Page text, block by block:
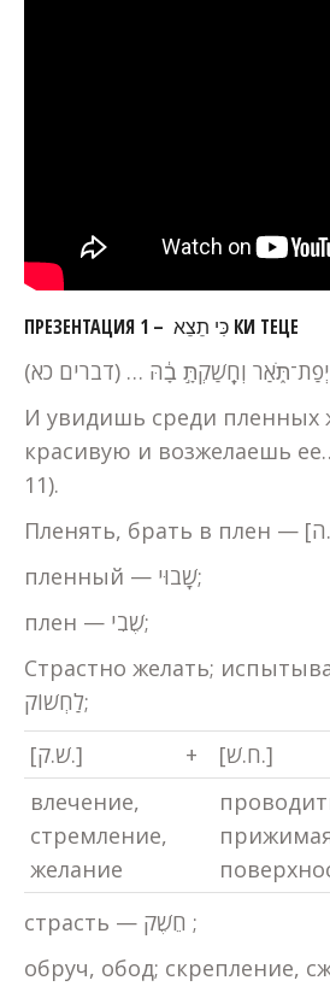
ПРЕЗЕНТАЦИЯ 1 – כִּי תֵצֵא КИ ТЕЦЕ
וְחָֽשַׁקְתָּ֣ בָ֔הּ … (דברים כא)
И увидишь среди
красивую и возжелаешь
11).
пленный — שָׁבוּי;
плен — שֶׁבִי;
Страстно желать;
לַחְשׁוֹק;
[שׁ.ק.]
+ [ח.שׁ.]
влечение,
стремление,
желание
страсть — חֵשֶׁק ;